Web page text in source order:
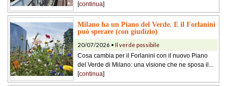
[continua]
Milano ha un Piano del Verde. E il Forlanini
può sperare (con giudizio)
20/07/2026 • Il verde possibile
Cosa cambia per il Forlanini con il nuovo Piano
del Verde di Milano: una visione che ne sposa il...
[continua]